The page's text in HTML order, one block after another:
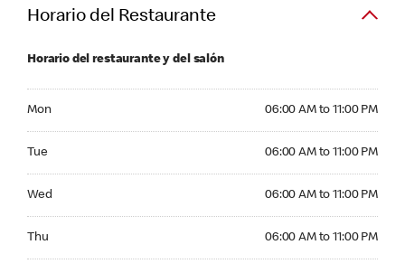
Horario del Restaurante
Horario del restaurante y del salón
Mon 06:00 AM to 11:00 PM
Tue 06:00 AM to 11:00 PM
Wed 06:00 AM to 11:00 PM
Thu 06:00 AM to 11:00 PM